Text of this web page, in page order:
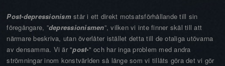
Post-depressionismstår i ett direkt motsatsförhållande till sin
föregångare, ”depressionismen”, vilken vi inte finner skäl till att
närmare beskriva, utan överlåter istället detta till de otaliga utövarna
av densamma. Vi är "post-" och har inga problem med andra
strömningar inom konstvärlden så länge som vi tillåts göra det vi gör